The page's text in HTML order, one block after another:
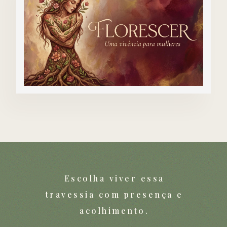
Escolha viver essa
travessia com presença e
acolhimento.